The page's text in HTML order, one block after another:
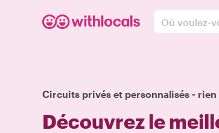
Où voulez-
Circuits privés et personnalisés - rien
Découvrez le